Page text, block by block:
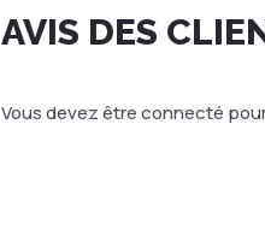
AVIS DES
Vous devez être connecté